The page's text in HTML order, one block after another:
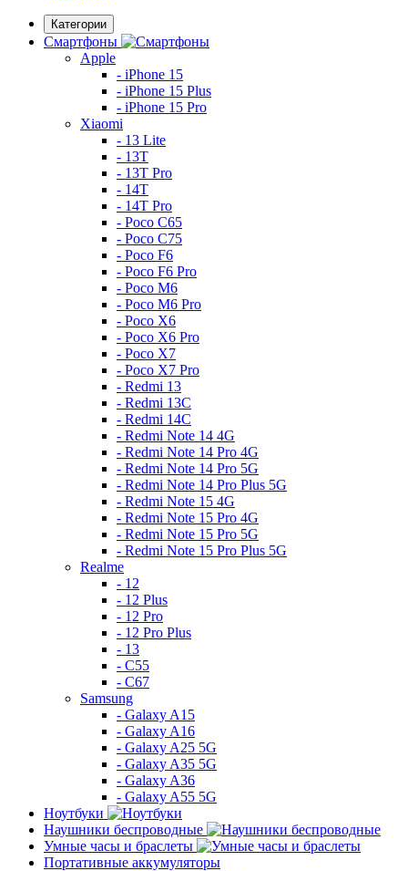
Категории
Смартфоны
Apple
- iPhone 15
- iPhone 15 Plus
- iPhone 15 Pro
Xiaomi
- 13 Lite
- 13T
- 13T Pro
- 14T
- 14T Pro
- Poco C65
- Poco C75
- Poco F6
- Poco F6 Pro
- Poco M6
- Poco M6 Pro
- Poco X6
- Poco X6 Pro
- Poco X7
- Poco X7 Pro
- Redmi 13
- Redmi 13C
- Redmi 14C
- Redmi Note 14 4G
- Redmi Note 14 Pro 4G
- Redmi Note 14 Pro 5G
- Redmi Note 14 Pro Plus 5G
- Redmi Note 15 4G
- Redmi Note 15 Pro 4G
- Redmi Note 15 Pro 5G
- Redmi Note 15 Pro Plus 5G
Realme
- 12
- 12 Plus
- 12 Pro
- 12 Pro Plus
- 13
- C55
- C67
Samsung
- Galaxy A15
- Galaxy A16
- Galaxy A25 5G
- Galaxy A35 5G
- Galaxy A36
- Galaxy A55 5G
Ноутбуки
Наушники беспроводные
Умные часы и браслеты
Портативные аккумуляторы